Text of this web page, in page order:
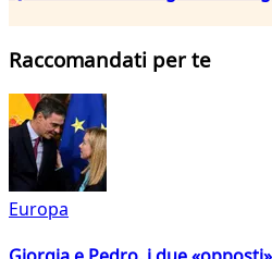
Raccomandati per te
Europa